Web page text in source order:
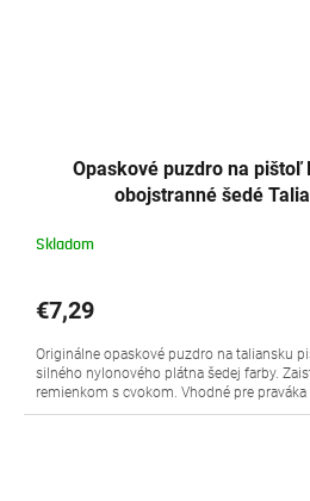
Opaskové puzdro na pištoľ
obojstranné šedé
Skladom
€7,29
Originálne opaskové puzdro na taliansku
silného nylonového plátna šedej farby.
remienkom s cvokom. Vhodné pre praváka